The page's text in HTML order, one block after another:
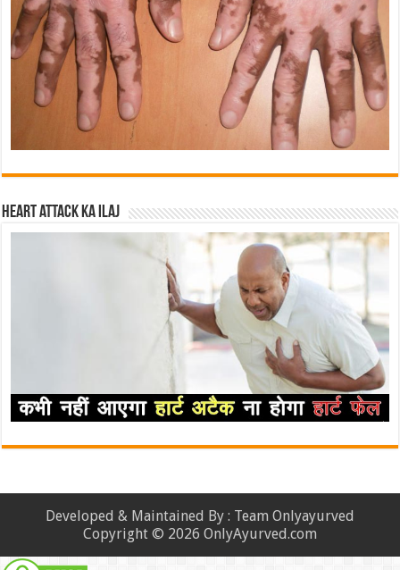
Heart attack ka ilaj
Developed & Maintained By : Team Onlyayurved
Copyright © 2026 OnlyAyurved.com